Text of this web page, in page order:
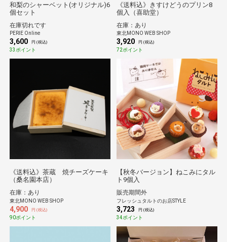
和梨のシャーベット(オリジナル)6
個セット
在庫切れです
PERIE Online
3,600 円 (税込)
33ポイント
《送料込》きすけどうのプリン8
個入（喜助堂）
在庫：あり
東北MONO WEB SHOP
3,920 円 (税込)
72ポイント
《送料込》茶蔵 焼チーズケーキ
（桑名園本店）
在庫：あり
東北MONO WEB SHOP
4,900 円 (税込)
90ポイント
【秋冬バージョン】ねこみにタル
ト9個入
販売期間外
フレッシュタルトのお店STYLE
3,723 円 (税込)
34ポイント